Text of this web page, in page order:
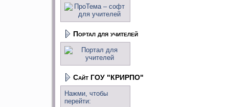
Портал для учителей
Сайт ГОУ "КРИРПО"
Нажми, чтобы
перейти: